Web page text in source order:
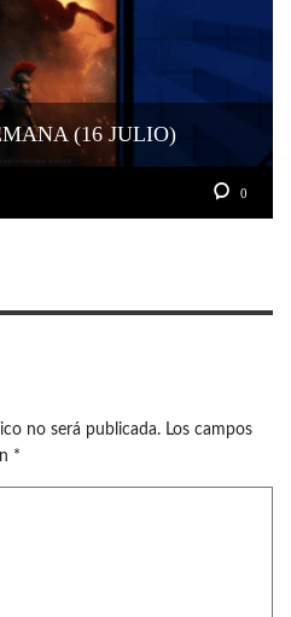
(16 JULIO)
0
no será publicada. Los campos
*